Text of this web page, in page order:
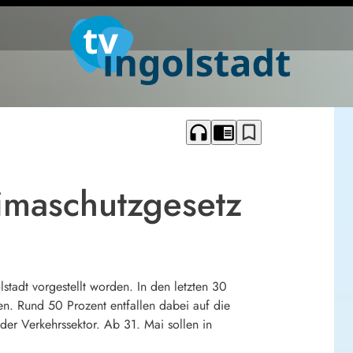
headphones chrome_reader_mode bookmark_border
vorgestellt worden. In den letzten 30
Rund 50 Prozent entfallen dabei auf die
Verkehrssektor. Ab 31. Mai sollen in